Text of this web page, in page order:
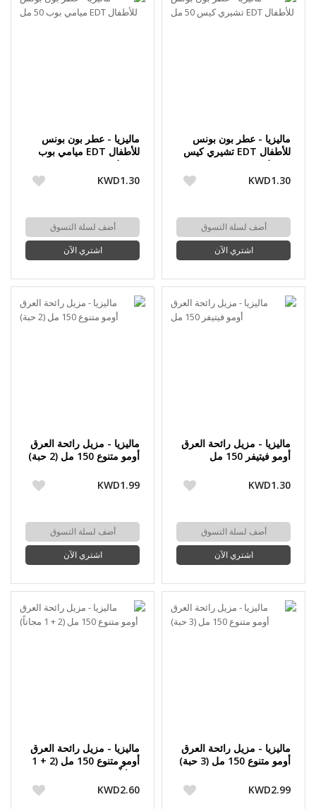
ماليزيا - عطر بون بونس
للأطفال EDT تشيري كيس
KWD1.30
أضف لسلة التسوق
اشتري الآن
ماليزيا - عطر بون بونس
للأطفال EDT ميامي بوب
KWD1.30
أضف لسلة التسوق
اشتري الآن
ماليزيا - مزيل رائحة العرق
أومو فيتيفر 150 مل
KWD1.30
أضف لسلة التسوق
اشتري الآن
ماليزيا - مزيل رائحة العرق
أومو متنوع 150 مل (2 حبة)
KWD1.99
أضف لسلة التسوق
اشتري الآن
ماليزيا - مزيل رائحة العرق
أومو متنوع 150 مل (3 حبة)
KWD2.99
ماليزيا - مزيل رائحة العرق
أومو متنوع 150 مل (2 + 1
مجاناً)
KWD2.60